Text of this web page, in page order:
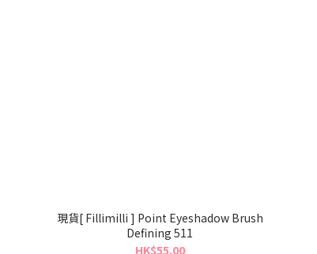
現貨[ Fillimilli ] Point Eyeshadow Brush
Defining 511
HK$55.00